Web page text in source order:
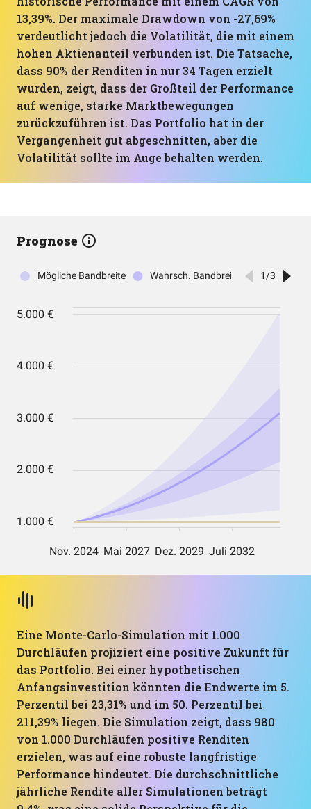
13,39%. Der maximale Drawdown von -27,69%
verdeutlicht jedoch die Volatilität, die mit einem
hohen Aktienanteil verbunden ist. Die Tatsache,
dass 90% der Renditen in nur 34 Tagen erzielt
wurden, zeigt, dass der Großteil der Performance
auf wenige, starke Marktbewegungen
zurückzuführen ist. Das Portfolio hat in der
Vergangenheit gut abgeschnitten, aber die
Volatilität sollte im Auge behalten werden.
Prognose
Eine Monte-Carlo-Simulation mit 1.000
Durchläufen projiziert eine positive Zukunft für
das Portfolio. Bei einer hypothetischen
Anfangsinvestition könnten die Endwerte im 5.
Perzentil bei 23,31% und im 50. Perzentil bei
211,39% liegen. Die Simulation zeigt, dass 980
von 1.000 Durchläufen positive Renditen
erzielen, was auf eine robuste langfristige
Performance hindeutet. Die durchschnittliche
jährliche Rendite aller Simulationen beträgt